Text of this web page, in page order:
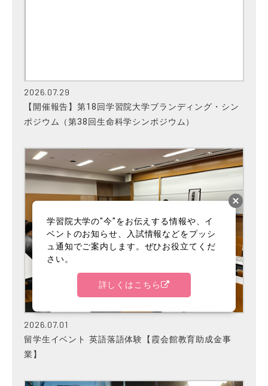
2026.07.29
【開催報告】第18回学習院大学ブランディング・シン
ポジウム（第38回生命科学シンポジウム）
2026.07.01
留学生イベント 英語落語体験【霞会館教育助成金事
業】
学習院大学の"今"をお伝えする情報や、イ
ベントのお知らせ、入試情報などをプッシ
ュ通知でご案内します。ぜひお役立てくだ
さい。
詳しくはこちら